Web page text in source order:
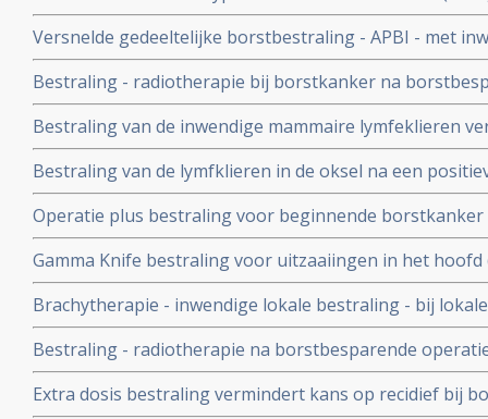
met alleen operatie en/of hormoontherapie. Maar ook
een recidief nog verder omlaag brengen blijkt uit
Versnelde gedeeltelijke borstbestraling - APBI - met
zelfde resultaten op overleving en iets meer kans op
boostbestraling van de hele borst(WBI) na
Bestraling - radiotherapie bij borstkanker na
geeft langere overleving voor borstkankerpatienten,
in proefschrift
Bestraling van de inwendige mammaire lymfeklieren
overall overleving en geeft minder uitzaaiingen bij
Bestraling van de lymfklieren in de oksel na een
geeft significant minder lymfoedeem problemen in
lymfklieren in de oksels en gelijke overlevingskansen
Operatie plus bestraling voor beginnende
maar tot minder overall overleving
Gamma Knife bestraling voor uitzaaiingen in het
borstkanker geeft significant langere levensduur en
bij Her2 Neu positieve borstkanker is effect zeer hoog.
Brachytherapie - inwendige lokale bestraling - bij
operatie van borstkanker stadium I en II beschermt
zelfde risico tegen recidief dan bij totale
bovenlichaamsbestraling
Bestraling - radiotherapie na borstbesparende
significant de kans op een recidief en geeft grotere
grote EBCTCG studie bij 10800 borstkankerpatienten
Extra dosis bestraling vermindert kans op recidief bij